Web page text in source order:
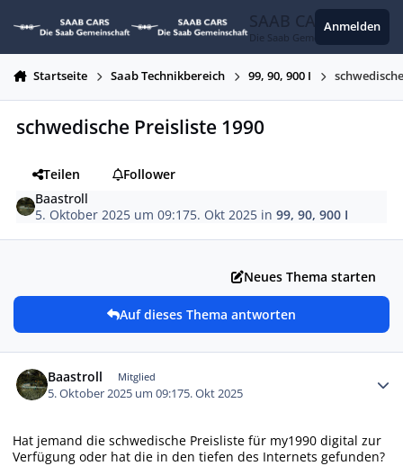
SAAB CARS
Die Saab Gemeinschaft
Anmelden
Startseite Saab Technikbereich 99, 90, 900 I
schwedische Preisliste 1990
Teilen
Follower
Baastroll
5. Oktober 2025 um 09:175. Okt 2025 in99, 90, 900 I
Neues Thema starten
Auf dieses Thema antworten
Baastroll Mitglied
5. Oktober 2025 um 09:175. Okt 2025
Hat jemand die schwedische Preisliste für my1990 digital zur
Verfügung oder hat die in den tiefen des Internets gefunden?